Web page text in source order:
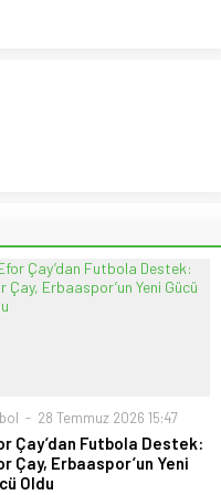
28 Temmuz 2026 15:47
Çay’dan Futbola Destek:
Çay, Erbaaspor’un Yeni
Oldu